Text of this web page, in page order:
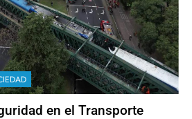
en el Transporte